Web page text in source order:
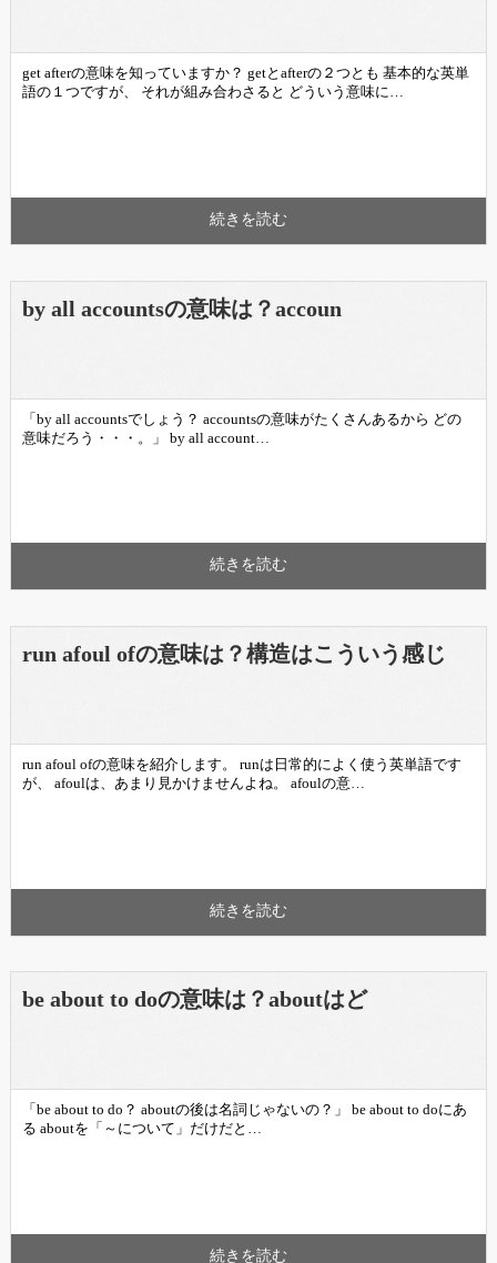
get afterの意味を知っていますか？ getとafterの２つとも 基本的な英単
語の１つですが、 それが組み合わさると どういう意味に…
続きを読む
by all accountsの意味は？accoun
「by all accountsでしょう？ accountsの意味がたくさんあるから どの
意味だろう・・・。」 by all account…
続きを読む
run afoul ofの意味は？構造はこういう感じ
run afoul ofの意味を紹介します。 runは日常的によく使う英単語です
が、 afoulは、あまり見かけませんよね。 afoulの意…
続きを読む
be about to doの意味は？aboutはど
「be about to do？ aboutの後は名詞じゃないの？」 be about to doにあ
る aboutを「～について」だけだと…
続きを読む